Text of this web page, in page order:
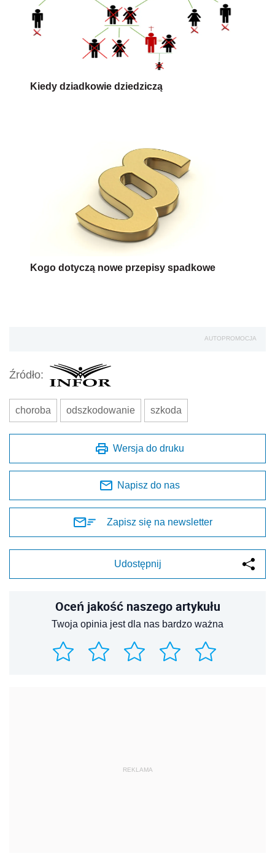
Kiedy dziadkowie dziedziczą
Kogo dotyczą nowe przepisy spadkowe
AUTOPROMOCJA
Źródło:
choroba odszkodowanie szkoda
Wersja do druku
Napisz do nas
Zapisz się na newsletter
Udostępnij
Oceń jakość naszego artykułu
Twoja opinia jest dla nas bardzo ważna
REKLAMA